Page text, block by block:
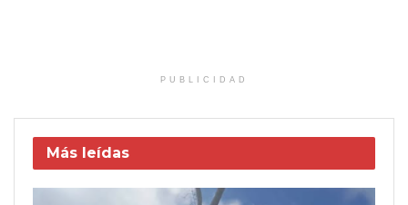
PUBLICIDAD
Más leídas